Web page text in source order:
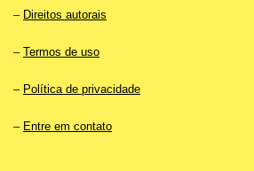
– Direitos autorais
– Termos de uso
– Política de privacidade
– Entre em contato